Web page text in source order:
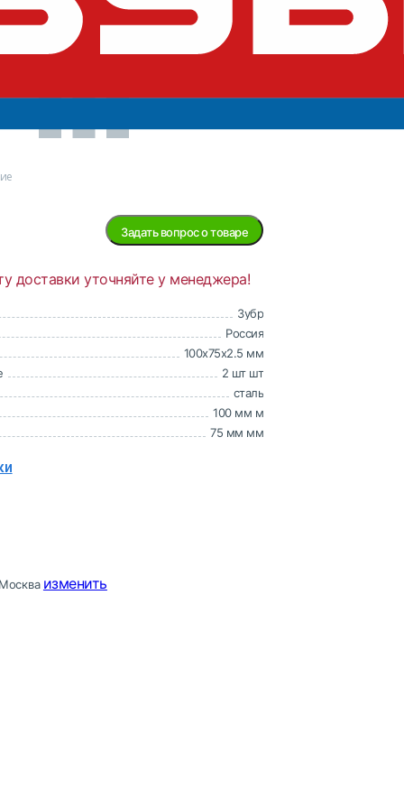
Задать вопрос о товаре
доставки уточняйте у менеджера!
Зубр
Россия
100x75x2.5 мм
2 шт шт
сталь
100 мм м
75 мм мм
Москва изменить